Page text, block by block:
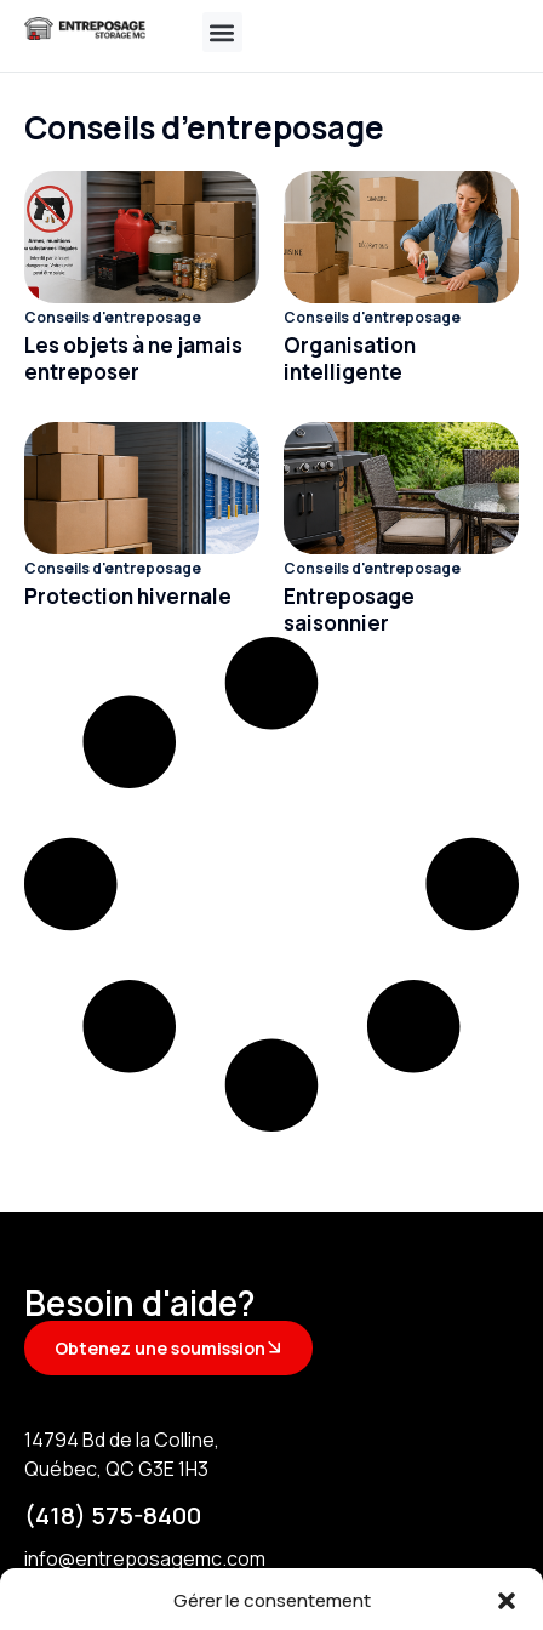
Gérer le consentement
Conseils d’entreposage
Conseils d'entreposage
Les objets à ne jamais
entreposer
Conseils d'entreposage
Organisation
intelligente
Conseils d'entreposage
Protection hivernale
Conseils d'entreposage
Entreposage
saisonnier
Besoin d'aide?
Obtenez une soumission
14794 Bd de la Colline,
Québec, QC G3E 1H3
(418) 575-8400
info@entreposagemc.com
Unités & tarifs